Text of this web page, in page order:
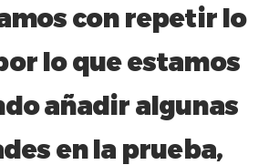
con repetir lo
lo que estamos
añadir algunas
en la prueba,